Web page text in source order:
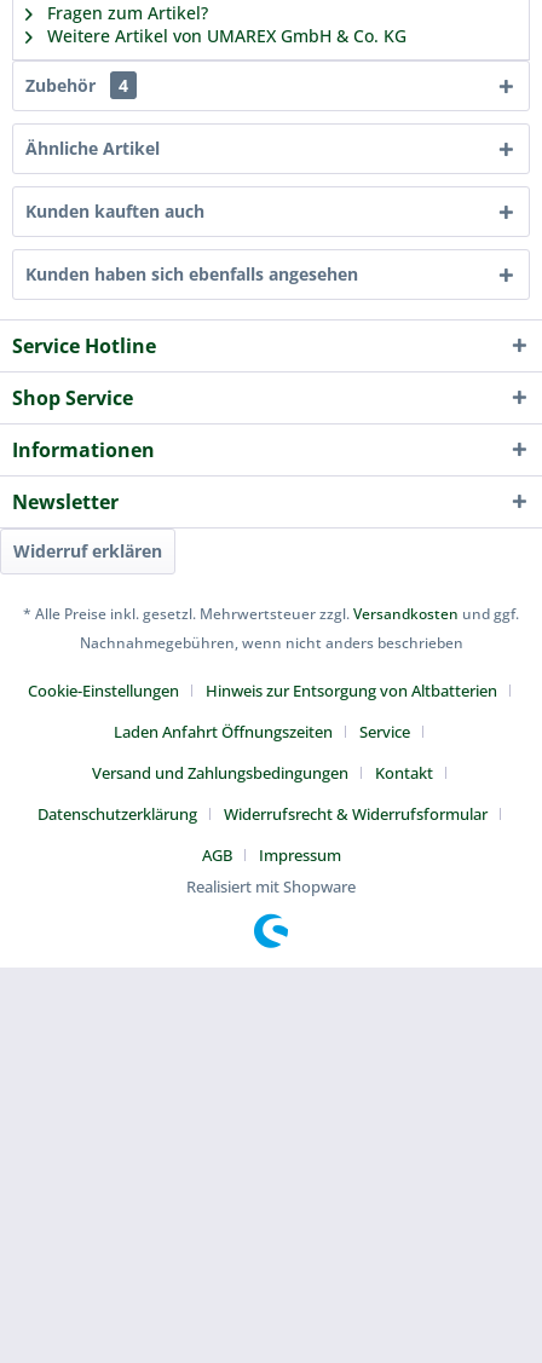
Fragen zum Artikel?
Weitere Artikel von UMAREX GmbH & Co. KG
Zubehör 4
Ähnliche Artikel
Kunden kauften auch
Kunden haben sich ebenfalls angesehen
Service Hotline
Shop Service
Informationen
Newsletter
Widerruf erklären
* Alle Preise inkl. gesetzl. Mehrwertsteuer zzgl.Versandkosten und ggf.
Nachnahmegebühren, wenn nicht anders beschrieben
Cookie-Einstellungen
Hinweis zur Entsorgung von Altbatterien
Laden Anfahrt Öffnungszeiten
Service
Versand und Zahlungsbedingungen
Kontakt
Datenschutzerklärung
Widerrufsrecht & Widerrufsformular
AGB
Impressum
Realisiert mit Shopware